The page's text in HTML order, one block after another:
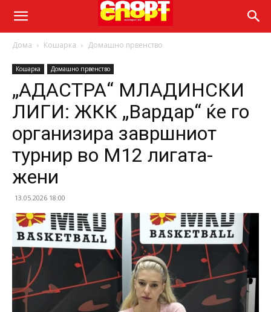
Дома Кошарка Домашно првенство
Кошарка Домашно првенство
„АДАСТРА“ МЛАДИНСКИ
ЛИГИ: ЖКК „Вардар“ ќе го
организира завршниот
турнир во М12 лигата-
жени
13.05.2026 18:00